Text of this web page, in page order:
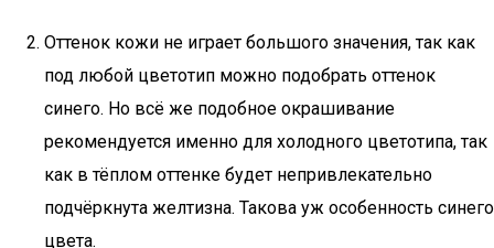
Оттенок кожи не играет большого значения, так как
под любой цветотип можно подобрать оттенок
синего. Но всё же подобное окрашивание
рекомендуется именно для холодного цветотипа, так
как в тёплом оттенке будет непривлекательно
подчёркнута желтизна. Такова уж особенность синего
цвета.